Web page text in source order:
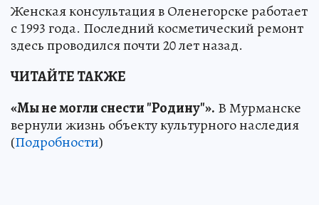
Женская консультация в Оленегорске работает
с 1993 года. Последний косметический ремонт
здесь проводился почти 20 лет назад.
ЧИТАЙТЕ ТАКЖЕ
«Мы не могли снести "Родину"». В Мурманске
вернули жизнь объекту культурного наследия
(Подробности)